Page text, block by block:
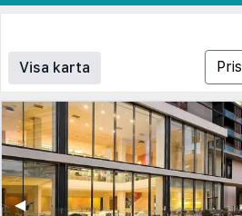
Visa karta
◀︎